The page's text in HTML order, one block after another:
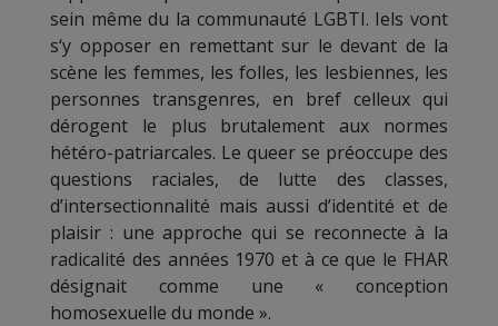
sein même du la communauté LGBTI. Iels vont
s‘y opposer en remettant sur le devant de la
scène les femmes, les folles, les lesbiennes, les
personnes transgenres, en bref celleux qui
dérogent le plus brutalement aux normes
hétéro-patriarcales. Le queer se préoccupe des
questions raciales, de lutte des classes,
d’intersectionnalité mais aussi d’identité et de
plaisir : une approche qui se reconnecte à la
radicalité des années 1970 et à ce que le FHAR
désignait comme une « conception
homosexuelle du monde ».